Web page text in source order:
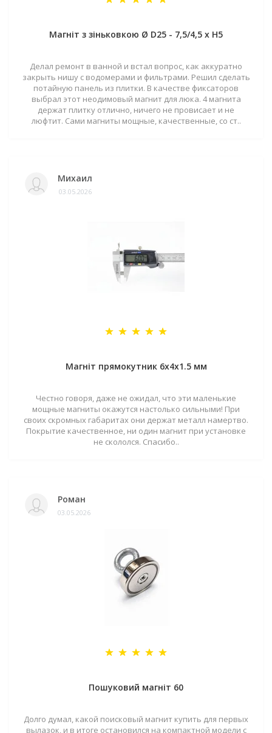
Магніт з зіньковкою Ø D25 - 7,5/4,5 х H5
Делал ремонт в ванной и встал вопрос, как аккуратно
закрыть нишу с водомерами и фильтрами. Решил сделать
потайную панель из плитки. В качестве фиксаторов
выбрал этот неодимовый магнит для люка. 4 магнита
держат плитку отлично, ничего не провисает и не
люфтит. Сами магниты мощные, качественные, со ст..
Михаил
03.05.2026
Магніт прямокутник 6х4х1.5 мм
Честно говоря, даже не ожидал, что эти маленькие
мощные магниты окажутся настолько сильными! При
своих скромных габаритах они держат металл намертво.
Покрытие качественное, ни один магнит при установке
не скололся. Спасибо..
Роман
03.05.2026
Пошуковий магніт 60
Долго думал, какой поисковый магнит купить для первых
вылазок, и в итоге остановился на компактной модели с